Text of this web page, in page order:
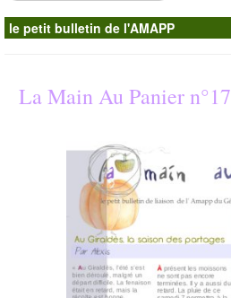
Contacts
le petit bulletin de l'AMAPP
La Main Au Panier n°17